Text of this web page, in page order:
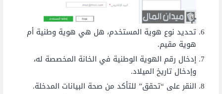
تحديد نوع هوية المستخدم، هل هي هوية وطنية أم
هوية مقيم.
إدخال رقم الهوية الوطنية في الخانة المخصصة له،
وإدخال تاريخ الميلاد.
النقر على “تحقق” للتأكد من صحة البيانات المدخلة.